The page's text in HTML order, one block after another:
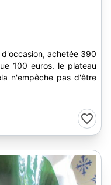
achetée 390
100 euros. le plateau
n'empêche pas d'être